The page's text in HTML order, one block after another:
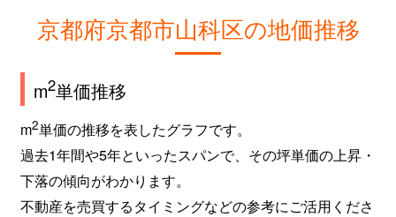
京都府京都市山科区の地価推移
m2単価推移
m2単価の推移を表したグラフです。
過去1年間や5年といったスパンで、その坪単価の上昇・
下落の傾向がわかります。
不動産を売買するタイミングなどの参考にご活用くださ